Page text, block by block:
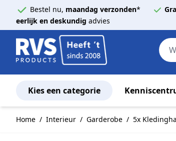
Bestel nu, maandag verzonden*
eerlijk en deskundig advies
Kies een categorie
Home / Interieur / Garderobe / 5x